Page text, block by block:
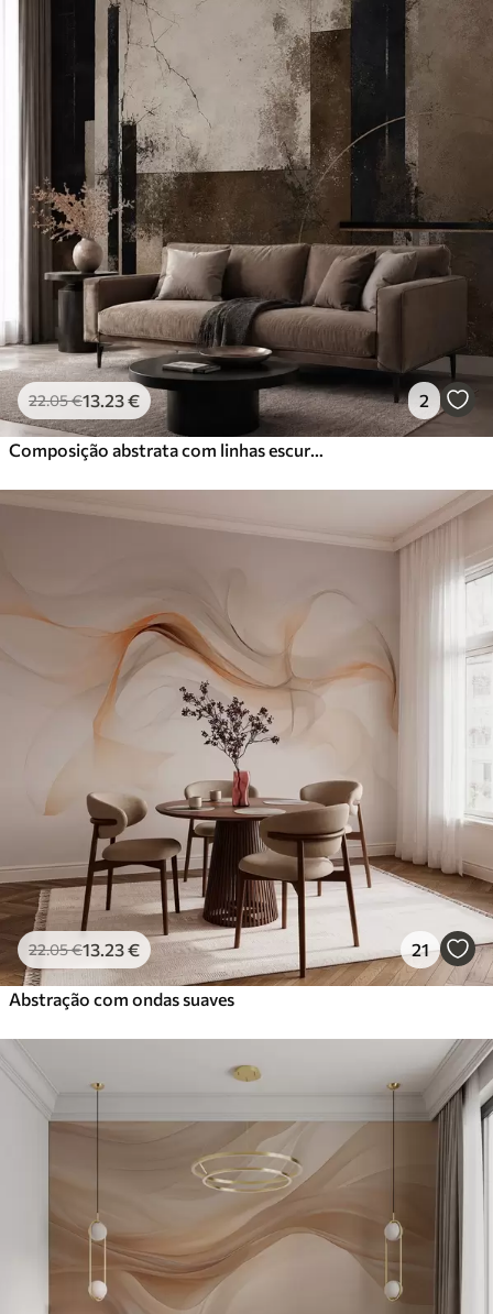
22.05€13 .23€ 2
22.05€13 .23€ 21
Abstração com ondas suaves